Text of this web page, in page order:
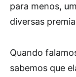
para menos,
diversas
Quando
sabemos que